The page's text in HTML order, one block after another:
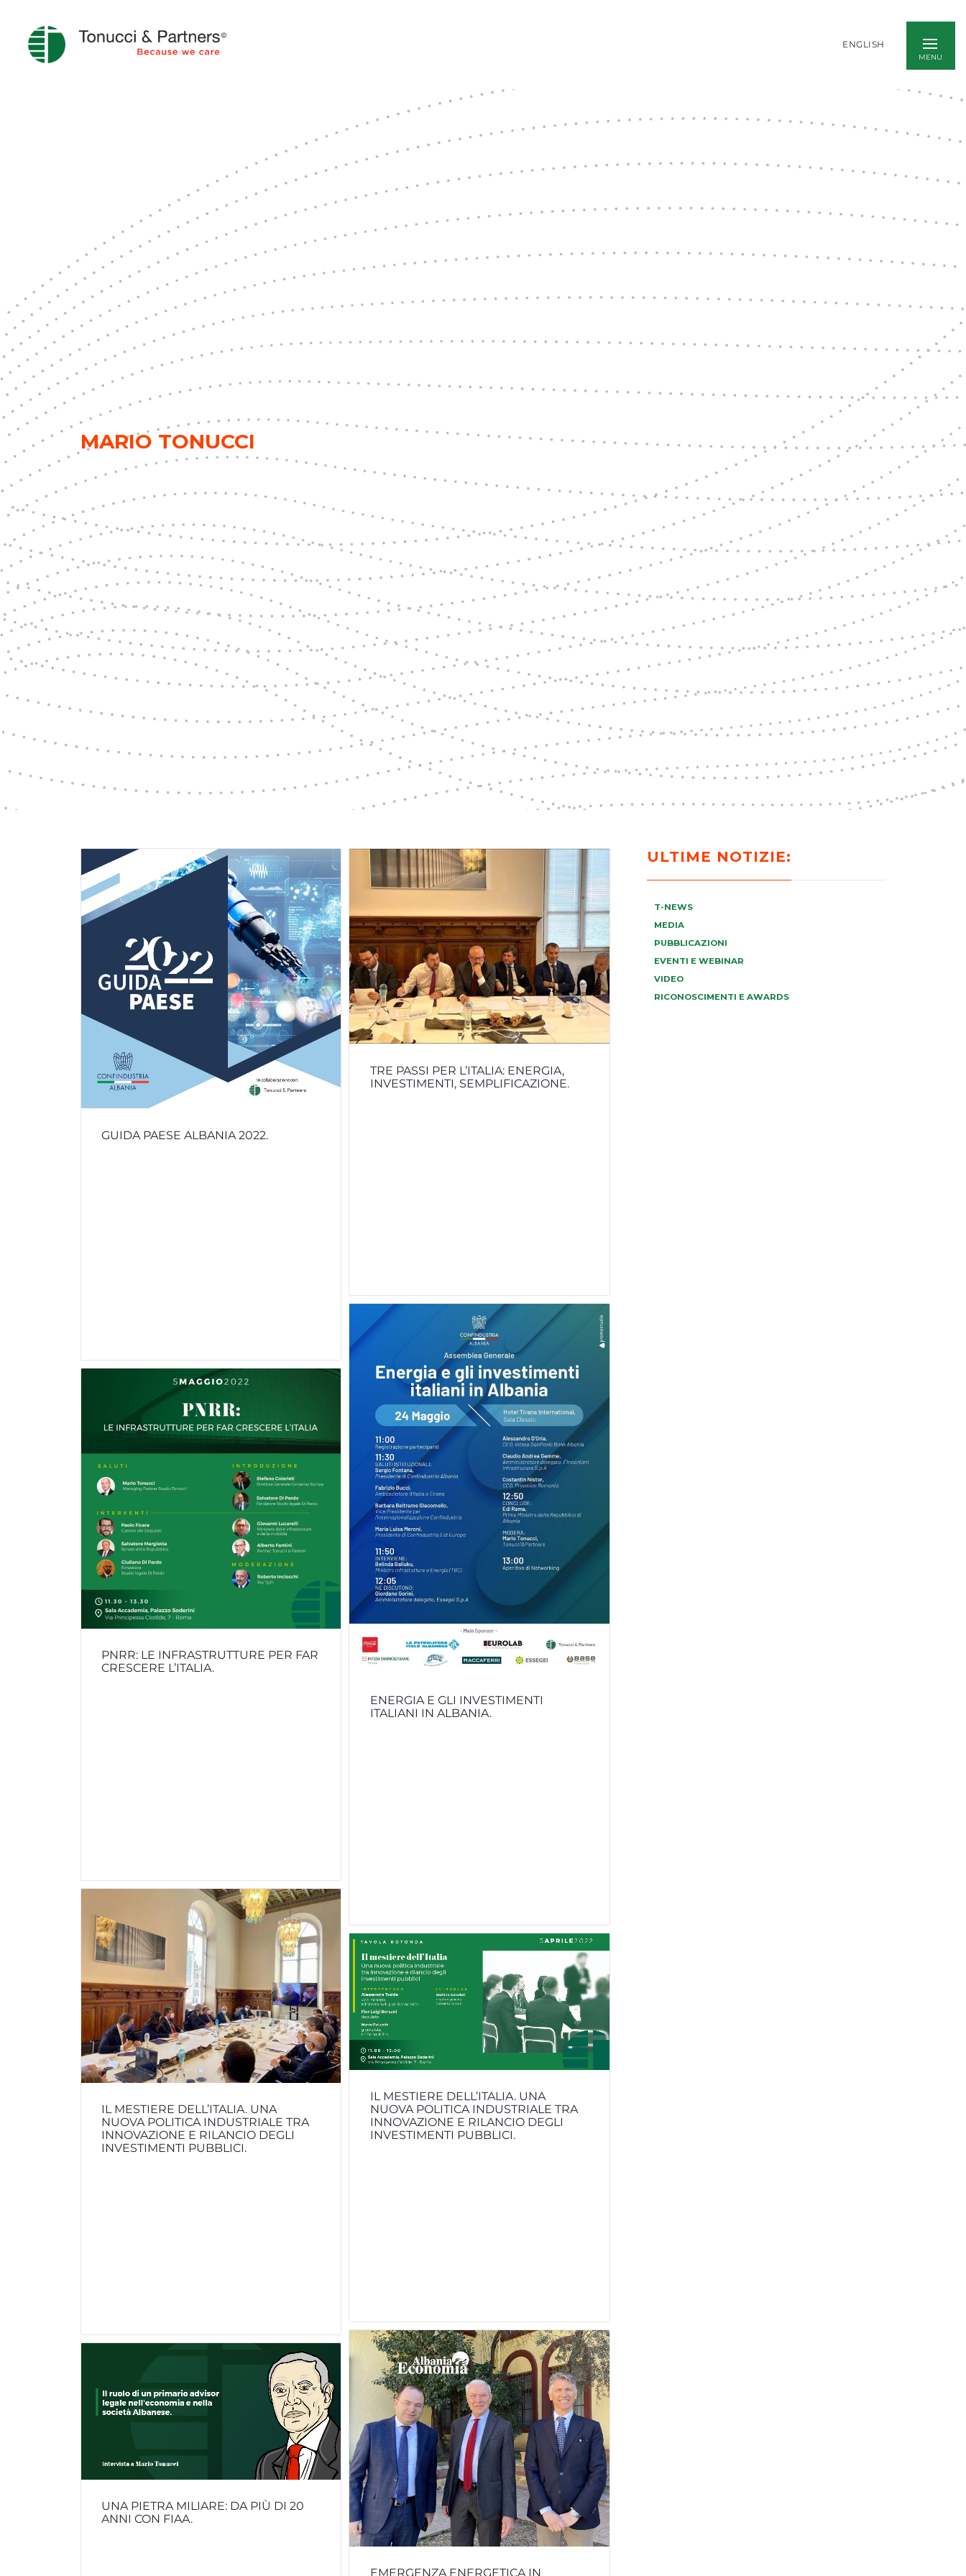
ENGLISH
MARIO TONUCCI
GUIDA PAESE ALBANIA 2022.
TRE PASSI PER L’ITALIA: ENERGIA,
INVESTIMENTI, SEMPLIFICAZIONE.
ENERGIA E GLI INVESTIMENTI
ITALIANI IN ALBANIA.
PNRR: LE INFRASTRUTTURE PER FAR
CRESCERE L’ITALIA.
IL MESTIERE DELL’ITALIA. UNA
NUOVA POLITICA INDUSTRIALE TRA
INNOVAZIONE E RILANCIO DEGLI
INVESTIMENTI PUBBLICI.
IL MESTIERE DELL’ITALIA. UNA
NUOVA POLITICA INDUSTRIALE TRA
INNOVAZIONE E RILANCIO DEGLI
INVESTIMENTI PUBBLICI.
EMERGENZA ENERGETICA IN
UNA PIETRA MILIARE: DA PIÙ DI 20
ANNI CON FIAA.
ULTIME NOTIZIE:
T-NEWS
MEDIA
PUBBLICAZIONI
EVENTI E WEBINAR
VIDEO
RICONOSCIMENTI E AWARDS